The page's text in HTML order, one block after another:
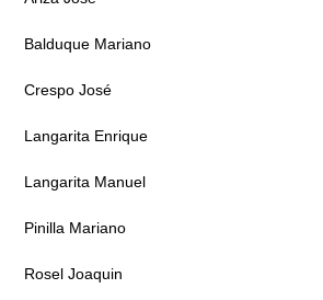
Balduque Mariano
Crespo José
Langarita Enrique
Langarita Manuel
Pinilla Mariano
Rosel Joaquin